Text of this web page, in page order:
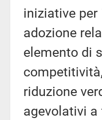
iniziative
adozione
elemento di
riduzione
agevolativi